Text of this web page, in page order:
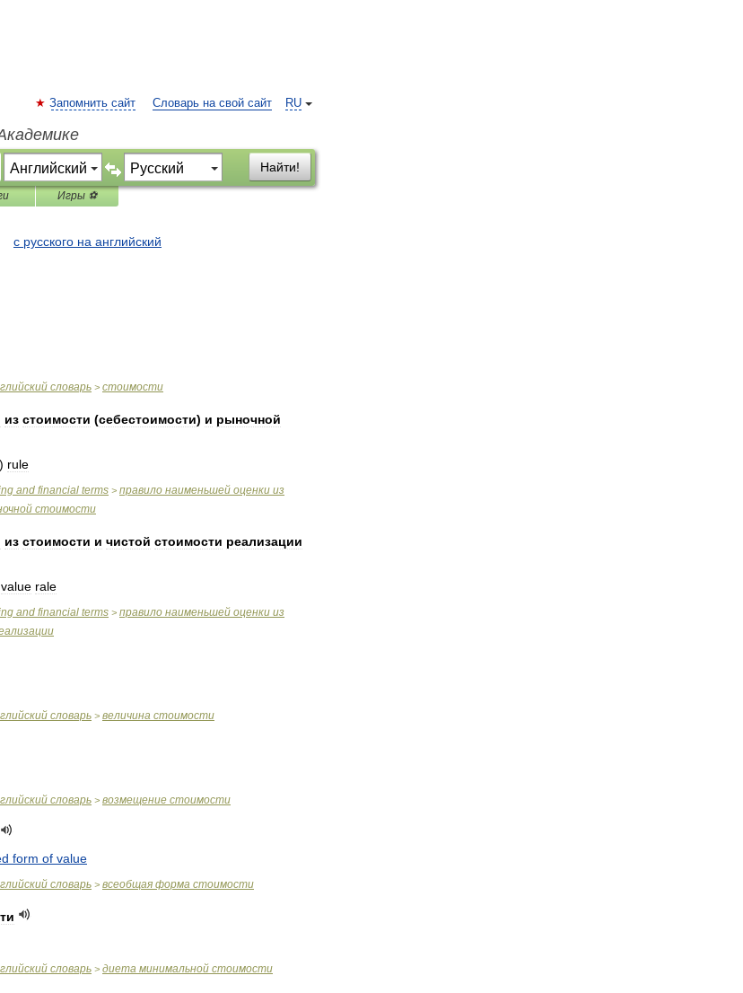
RU
Запомнить сайт Словарь на свой сайт
Найти!
Игры ⚽
с русского на английский
словарь > стоимости
из стоимости (себестоимости) и рыночной
) rule
and financial terms > правило наименьшей оценки из
стоимости
из стоимости и чистой стоимости реализации
value rale
and financial terms > правило наименьшей оценки из
словарь > величина стоимости
словарь > возмещение стоимости
form of value
словарь > всеобщая форма стоимости
словарь > диета минимальной стоимости